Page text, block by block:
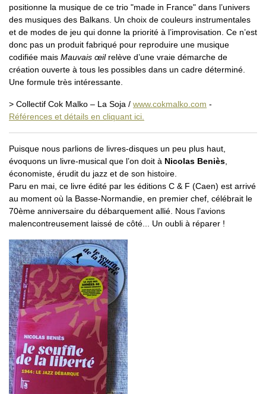
positionne la musique de ce trio "made in France" dans l’univers
des musiques des Balkans. Un choix de couleurs instrumentales
et de modes de jeu qui donne la priorité à l’improvisation. Ce n’est
donc pas un produit fabriqué pour reproduire une musique
codifiée mais Mauvais œilrelève d’une vraie démarche de
création ouverte à tous les possibles dans un cadre déterminé.
Une formule très intéressante.
> Collectif Cok Malko – La Soja / www.cokmalko.com -
Références et détails en cliquant ici.
Puisque nous parlions de livres-disques un peu plus haut,
évoquons un livre-musical que l’on doit à Nicolas Beniès
économiste, érudit du jazz et de son histoire.
Paru en mai, ce livre édité par les éditions C & F (Caen) est arrivé
au moment où la Basse-Normandie, en premier chef, célébrait le
70ème anniversaire du débarquement allié. Nous l’avions
malencontreusement laissé de côté... Un oubli à réparer !